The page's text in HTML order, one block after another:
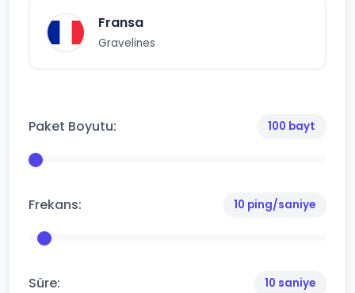
Fransa
Gravelines
Paket Boyutu: 100 bayt
Frekans: 10 ping/saniye
Süre: 10 saniye